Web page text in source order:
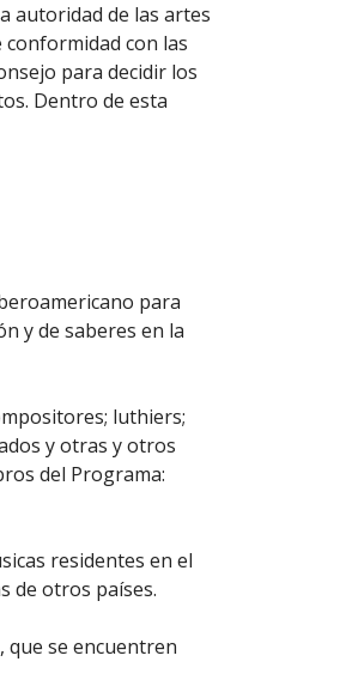
autoridad de las artes
conformidad con las
para decidir los
Dentro de esta
para
y de saberes en la
luthiers;
y otras y otros
del Programa:
residentes en el
de otros países.
que se encuentren